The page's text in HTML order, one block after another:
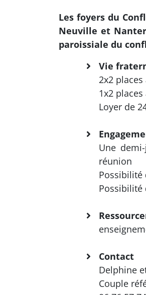
Les foyers du
Neuville et
paroissiale du
Vie
2x2 places
1x2
Loyer de
Une
réunion
Possibilité
Possibilité
Contact
Delphine
Couple